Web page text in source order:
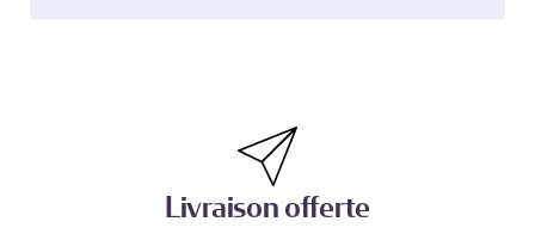
Livraison offerte